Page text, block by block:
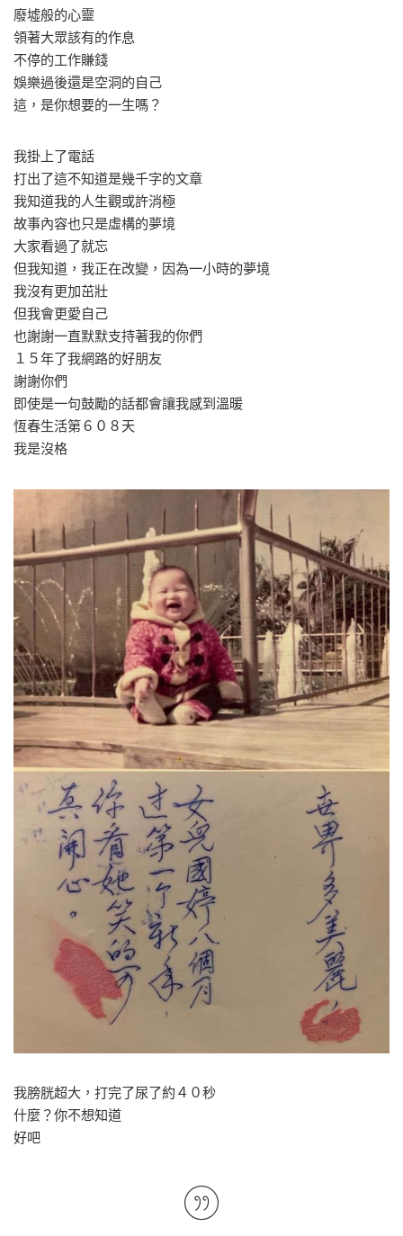
廢墟般的心靈
領著大眾該有的作息
不停的工作賺錢
娛樂過後還是空洞的自己
這，是你想要的一生嗎？
我掛上了電話
打出了這不知道是幾千字的文章
我知道我的人生觀或許消極
故事內容也只是虛構的夢境
大家看過了就忘
但我知道，我正在改變，因為一小時的夢境
我沒有更加茁壯
但我會更愛自己
也謝謝一直默默支持著我的你們
１５年了我網路的好朋友
謝謝你們
即使是一句鼓勵的話都會讓我感到溫暖
恆春生活第６０８天
我是沒格
我膀胱超大，打完了尿了約４０秒
什麼？你不想知道
好吧